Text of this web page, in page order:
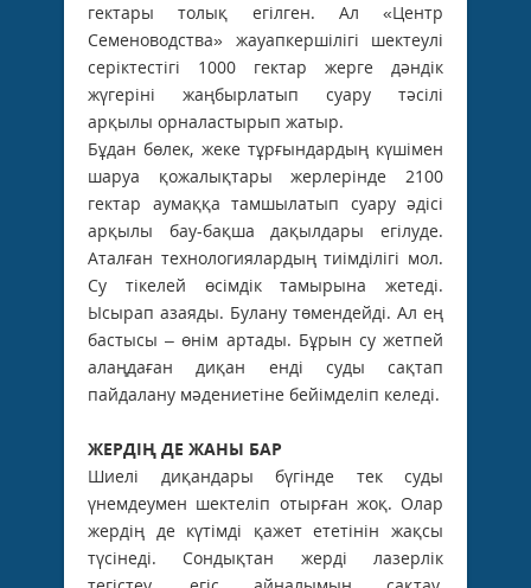
гектары толық егілген. Ал «Центр
Семеноводства» жауапкершілігі шектеулі
серіктестігі 1000 гектар жерге дәндік
жүгеріні жаңбырлатып суару тәсілі
арқылы орналастырып жатыр.
Бұдан бөлек, жеке тұрғындардың күшімен
шаруа қожалықтары жерлерінде 2100
гектар аумаққа тамшылатып суару әдісі
арқылы бау-бақша дақылдары егілуде.
Аталған технологиялардың тиімділігі мол.
Су тікелей өсімдік тамырына жетеді.
Ысырап азаяды. Булану төмендейді. Ал ең
­бастысы – өнім артады. Бұрын су жетпей
алаңдаған диқан енді суды сақтап
пайдалану мәдениетіне бейімделіп келеді.
ЖЕРДІҢ ДЕ ЖАНЫ БАР
Шиелі диқандары бүгінде тек суды
үнемдеумен шектеліп отырған жоқ. Олар
жердің де күтімді қажет ететінін жақсы
түсінеді. Сондықтан жерді лазерлік